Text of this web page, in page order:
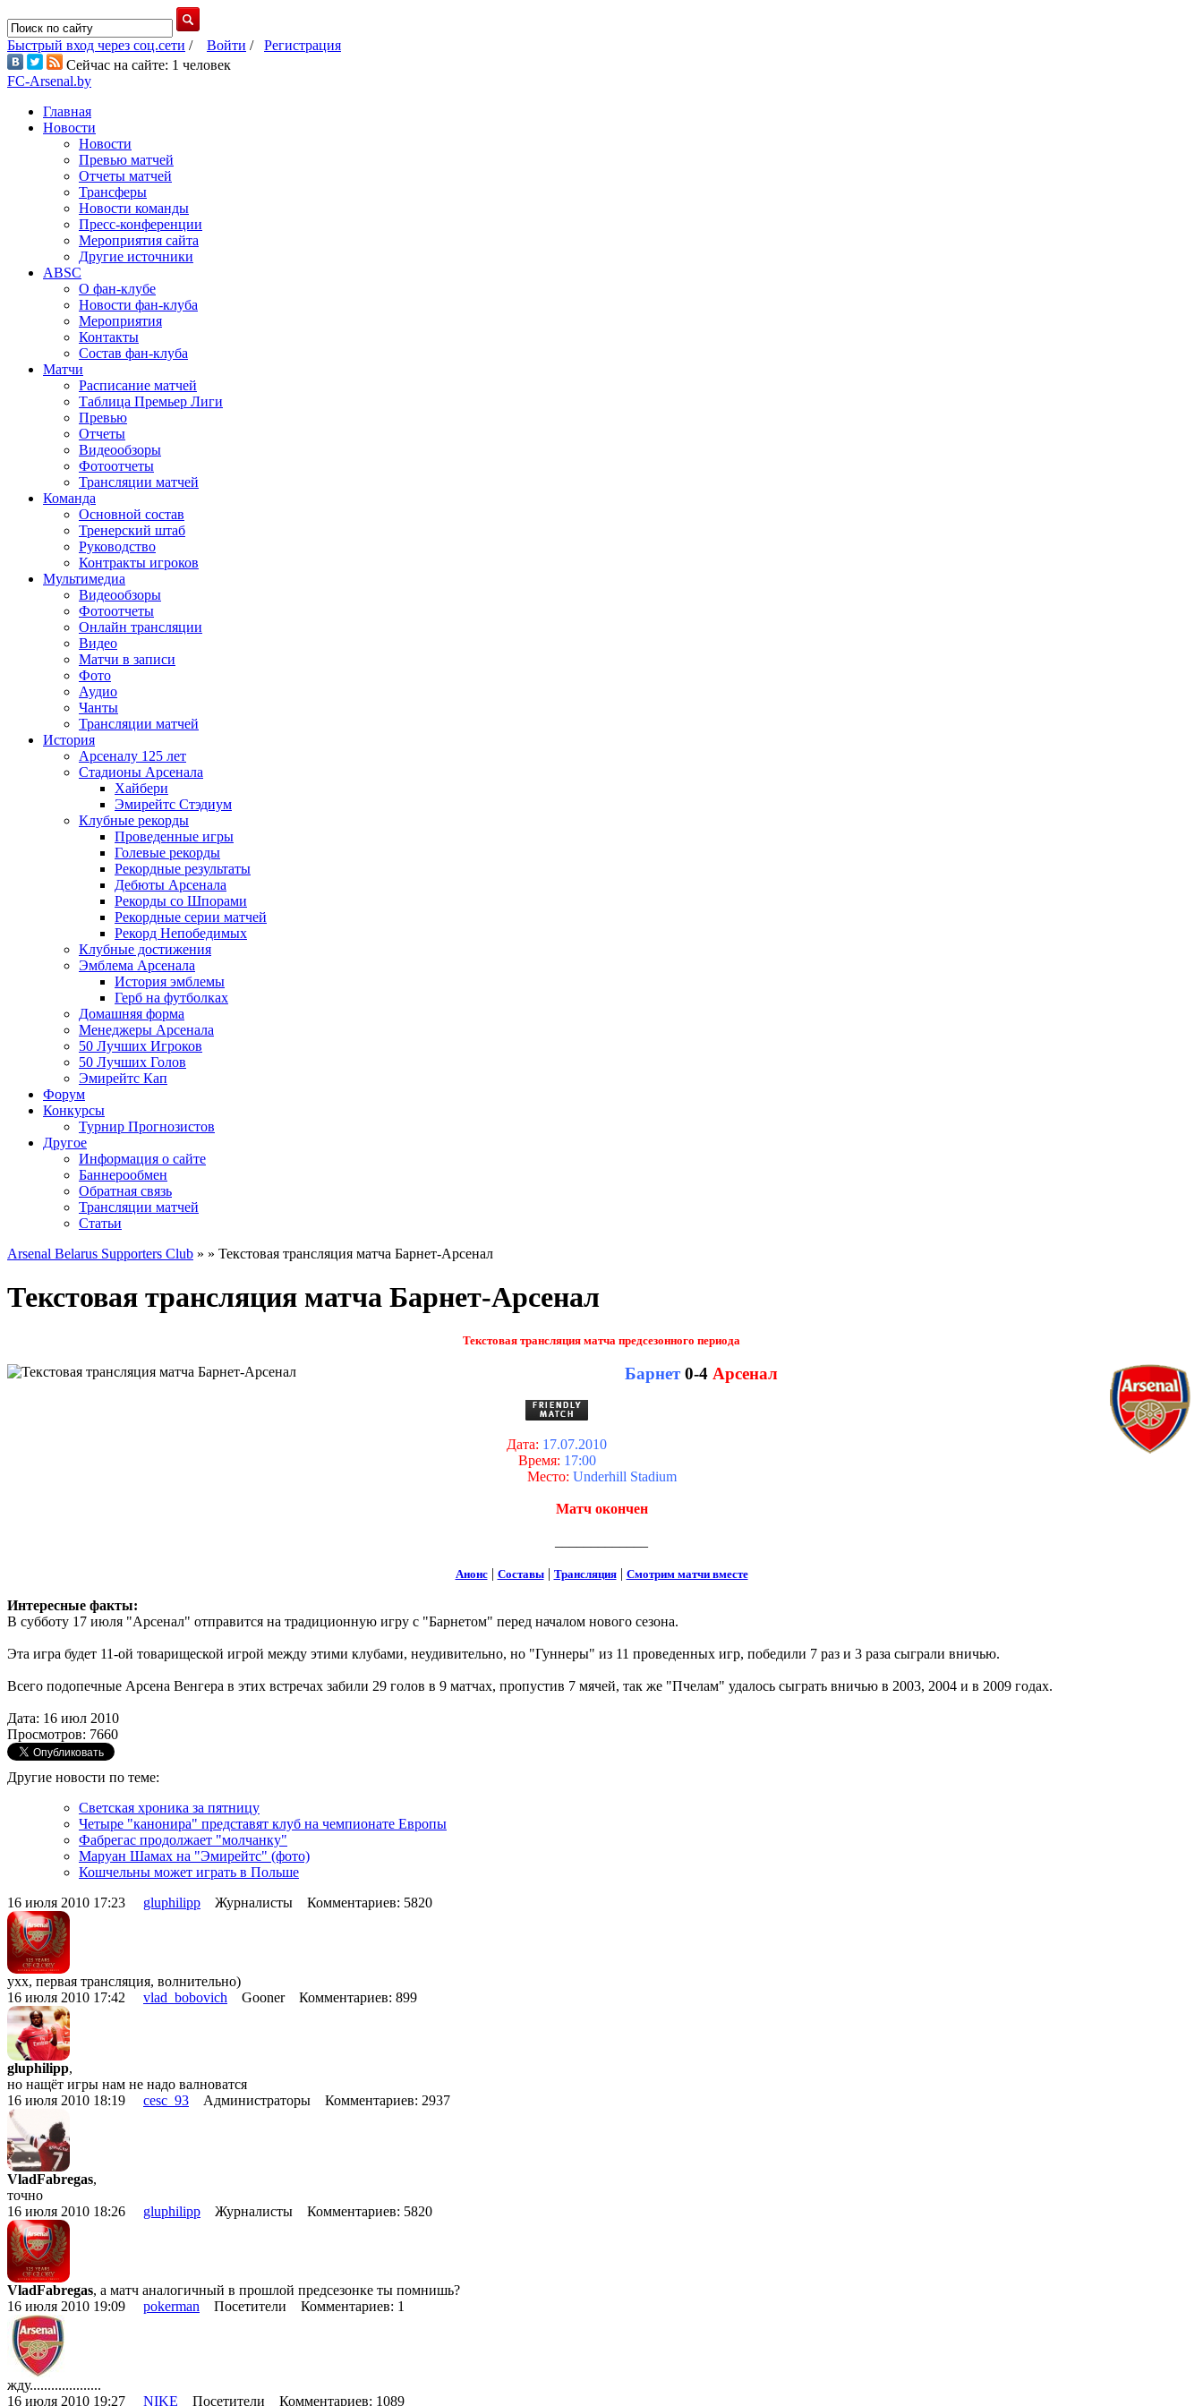
Быстрый вход через соц.сети / Войти / Регистрация
Сейчас на сайте: 1 человек
FC-Arsenal.by
Главная
Новости
Новости
Превью матчей
Отчеты матчей
Трансферы
Новости команды
Пресс-конференции
Мероприятия сайта
Другие источники
ABSC
О фан-клубе
Новости фан-клуба
Мероприятия
Контакты
Состав фан-клуба
Матчи
Расписание матчей
Таблица Премьер Лиги
Превью
Отчеты
Видеообзоры
Фотоотчеты
Трансляции матчей
Команда
Основной состав
Тренерский штаб
Руководство
Контракты игроков
Мультимедиа
Видеообзоры
Фотоотчеты
Онлайн трансляции
Видео
Матчи в записи
Фото
Аудио
Чанты
Трансляции матчей
История
Арсеналу 125 лет
Стадионы Арсенала
Хайбери
Эмирейтс Стэдиум
Клубные рекорды
Проведенные игры
Голевые рекорды
Рекордные результаты
Дебюты Арсенала
Рекорды со Шпорами
Рекордные серии матчей
Рекорд Непобедимых
Клубные достижения
Эмблема Арсенала
История эмблемы
Герб на футболках
Домашняя форма
Менеджеры Арсенала
50 Лучших Игроков
50 Лучших Голов
Эмирейтс Кап
Форум
Конкурсы
Турнир Прогнозистов
Другое
Информация о сайте
Баннерообмен
Обратная связь
Трансляции матчей
Статьи
Arsenal Belarus Supporters Club » » Текстовая трансляция матча Барнет-Арсенал
Текстовая трансляция матча Барнет-Арсенал
Текстовая трансляция матча предсезонного периода
Барнет 0-4 Арсенал
Дата: 17.07.2010
Время: 17:00
Место: Underhill Stadium
Матч окончен
Анонс| Составы| Трансляция| Смотрим матчи вместе
Интересные факты:
В субботу 17 июля "Арсенал" отправится на традиционную игру с "Барнетом" перед началом нового сезона.
Эта игра будет 11-ой товарищеской игрой между этими клубами, неудивительно, но "Гуннеры" из 11 проведенных игр, победили 7 раз и 3 раза сыграли вничью.
Всего подопечные Арсена Венгера в этих встречах забили 29 голов в 9 матчах, пропустив 7 мячей, так же "Пчелам" удалось сыграть вничью в 2003, 2004 и в 2009 годах.
Дата: 16 июл 2010
Просмотров: 7660
Другие новости по теме:
Светская хроника за пятницу
Четыре "канонира" представят клуб на чемпионате Европы
Фабрегас продолжает "молчанку"
Маруан Шамах на "Эмирейтс" (фото)
Кошчельны может играть в Польше
16 июля 2010 17:23 gluphilipp Журналисты Комментариев: 5820
ухх, первая трансляция, волнительно)
16 июля 2010 17:42 vlad_bobovich Gooner Комментариев: 899
gluphilipp,
но нащёт игры нам не надо валноватся
16 июля 2010 18:19 cesc_93 Администраторы Комментариев: 2937
VladFabregas,
точно
16 июля 2010 18:26 gluphilipp Журналисты Комментариев: 5820
VladFabregas, а матч аналогичный в прошлой предсезонке ты помнишь?
16 июля 2010 19:09 pokerman Посетители Комментариев: 1
жду....................
16 июля 2010 19:27 NIKE Посетители Комментариев: 1089